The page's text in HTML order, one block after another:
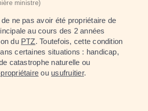
ministre)
ne pas avoir été propriétaire de
au cours des 2 années
du PTZ. Toutefois, cette condition
certaines situations : handicap,
catastrophe naturelle ou
ou usufruitier.